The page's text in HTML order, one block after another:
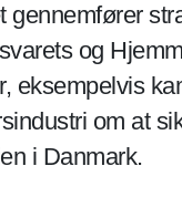
gennemfører
og
eksempelvis
om at
i Danmark.